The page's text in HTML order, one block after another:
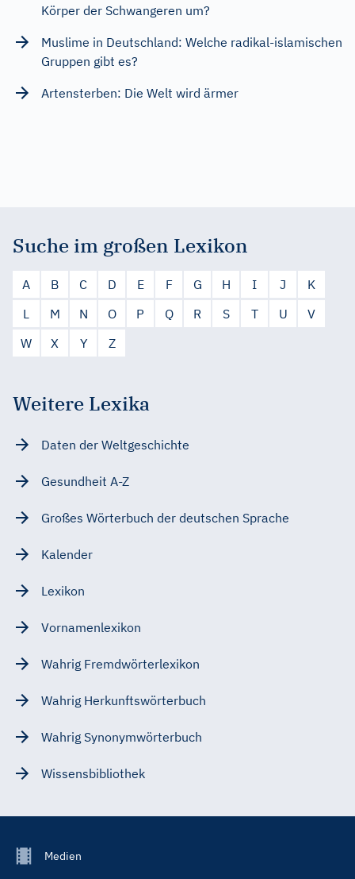
Körper der Schwangeren um?
Muslime in Deutschland: Welche radikal-islamischen
Gruppen gibt es?
Artensterben: Die Welt wird ärmer
Suche im großen Lexikon
A B C D E F G H I J
K
L
M N O P Q R S T U
V
W
X Y Z
Weitere Lexika
Daten der Weltgeschichte
Gesundheit A-Z
Großes Wörterbuch der deutschen Sprache
Kalender
Lexikon
Vornamenlexikon
Wahrig Fremdwörterlexikon
Wahrig Herkunftswörterbuch
Wahrig Synonymwörterbuch
Wissensbibliothek
FooterMedien